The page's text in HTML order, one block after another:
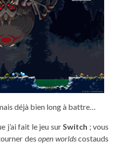
déjà bien long à battre…
j’ai fait le jeu surSwitch ; vous
desopen worldscostauds